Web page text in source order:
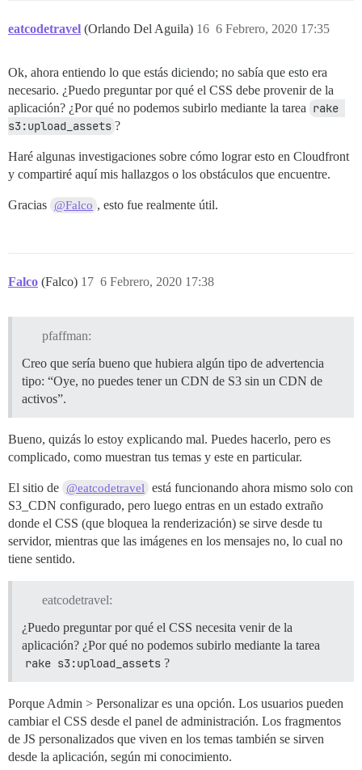
eatcodetravel (Orlando Del Aguila) 6 Febrero, 2020 17:35
16
Ok, ahora entiendo lo que estás diciendo; no sabía que esto era
necesario. ¿Puedo preguntar por qué el CSS debe provenir de la
aplicación? ¿Por qué no podemos subirlo mediante la tarea rake
s3:upload_assets ?
Haré algunas investigaciones sobre cómo lograr esto en Cloudfront
y compartiré aquí mis hallazgos o los obstáculos que encuentre.
Gracias @Falco , esto fue realmente útil.
Falco (Falco) 6 Febrero, 2020 17:38
17
pfaffman:
Creo que sería bueno que hubiera algún tipo de advertencia
tipo: “Oye, no puedes tener un CDN de S3 sin un CDN de
activos”.
Bueno, quizás lo estoy explicando mal. Puedes hacerlo, pero es
complicado, como muestran tus temas y este en particular.
El sitio de @eatcodetravel
está funcionando ahora mismo solo con
S3_CDN configurado, pero luego entras en un estado extraño
donde el CSS (que bloquea la renderización) se sirve desde tu
servidor, mientras que las imágenes en los mensajes no, lo cual no
tiene sentido.
eatcodetravel:
¿Puedo preguntar por qué el CSS necesita venir de la
aplicación? ¿Por qué no podemos subirlo mediante la tarea
rake s3:upload_assets ?
Porque Admin > Personalizar es una opción. Los usuarios pueden
cambiar el CSS desde el panel de administración. Los fragmentos
de JS personalizados que viven en los temas también se sirven
desde la aplicación, según mi conocimiento.